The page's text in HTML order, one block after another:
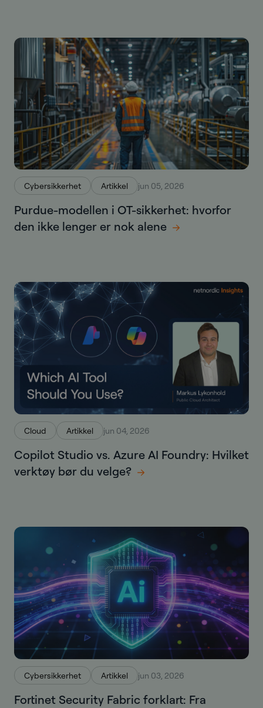
Cybersikkerhet Artikkel jun 05, 2026
Purdue-modellen i OT-sikkerhet: hvorfor
den ikke lenger er nok alene
Cloud Artikkel jun 04, 2026
Copilot Studio vs. Azure AI Foundry: Hvilket
verktøy bør du velge?
Cybersikkerhet Artikkel jun 03, 2026
Fortinet Security Fabric forklart: Fra